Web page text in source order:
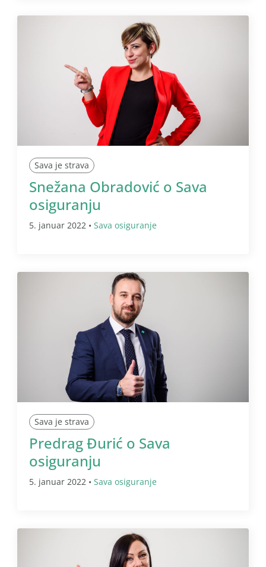
Sava je strava
Snežana Obradović o Sava
osiguranju
5. januar 2022 • Sava osiguranje
Sava je strava
Predrag Đurić o Sava
osiguranju
5. januar 2022 • Sava osiguranje